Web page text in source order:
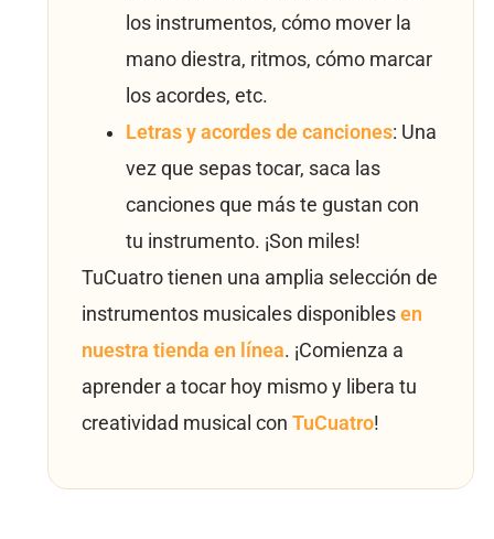
los instrumentos, cómo mover la
mano diestra, ritmos, cómo marcar
los acordes, etc.
Letras y acordes de canciones: Una
vez que sepas tocar, saca las
canciones que más te gustan con
tu instrumento. ¡Son miles!
TuCuatro tienen una amplia selección de
instrumentos musicales disponibles en
nuestra tienda en línea. ¡Comienza a
aprender a tocar hoy mismo y libera tu
creatividad musical con TuCuatro!